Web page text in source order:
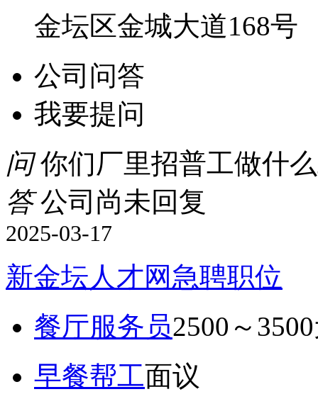
金坛区金城大道168号
公司问答
我要提问
问你们厂里招普工做什
答公司尚未回复
2025-03-17
新金坛人才网急聘职位
餐厅服务员2500～
早餐帮工面议